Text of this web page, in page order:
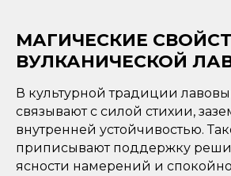
МАГИЧЕСКИЕ
ВУЛКАНИЧЕСКОЙ
В культурной традиции
связывают с силой стихии,
внутренней устойчивостью.
приписывают поддержку
ясности намерений и